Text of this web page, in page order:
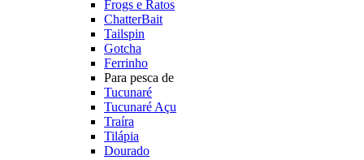
Frogs e Ratos
ChatterBait
Tailspin
Gotcha
Ferrinho
Para pesca de
Tucunaré
Tucunaré Açu
Traíra
Tilápia
Dourado